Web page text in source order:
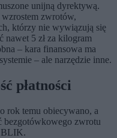
unijną dyrektywą.
zwrotów,
którzy nie wywiązują się
nawet 5 zł za kilogram
– kara finansowa ma
– ale narzędzie inne.
płatności
rok temu obiecywano, a
bezgotówkowego zwrotu
BLIK.